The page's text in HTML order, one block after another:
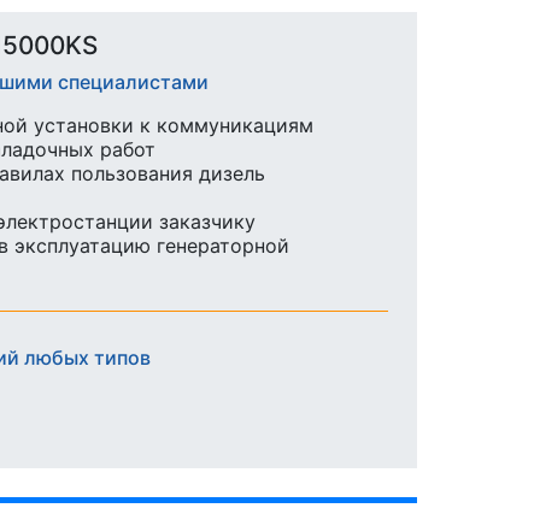
специалистами
установки к коммуникациям
работ
пользования дизель
заказчику
генераторной
любых типов